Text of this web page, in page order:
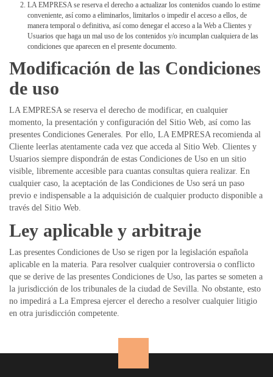
LA EMPRESA se reserva el derecho a actualizar los contenidos cuando lo estime
conveniente, así como a eliminarlos, limitarlos o impedir el acceso a ellos, de
manera temporal o definitiva, así como denegar el acceso a la Web a Clientes y
Usuarios que haga un mal uso de los contenidos y/o incumplan cualquiera de las
condiciones que aparecen en el presente documento.
Modificación de las Condiciones
de uso
LA EMPRESA se reserva el derecho de modificar, en cualquier
momento, la presentación y configuración del Sitio Web, así como las
presentes Condiciones Generales. Por ello, LA EMPRESA recomienda al
Cliente leerlas atentamente cada vez que acceda al Sitio Web. Clientes y
Usuarios siempre dispondrán de estas Condiciones de Uso en un sitio
visible, libremente accesible para cuantas consultas quiera realizar. En
cualquier caso, la aceptación de las Condiciones de Uso será un paso
previo e indispensable a la adquisición de cualquier producto disponible a
través del Sitio Web.
Ley aplicable y arbitraje
Las presentes Condiciones de Uso se rigen por la legislación española
aplicable en la materia. Para resolver cualquier controversia o conflicto
que se derive de las presentes Condiciones de Uso, las partes se someten a
la jurisdicción de los tribunales de la ciudad de Sevilla. No obstante, esto
no impedirá a La Empresa ejercer el derecho a resolver cualquier litigio
en otra jurisdicción competente.